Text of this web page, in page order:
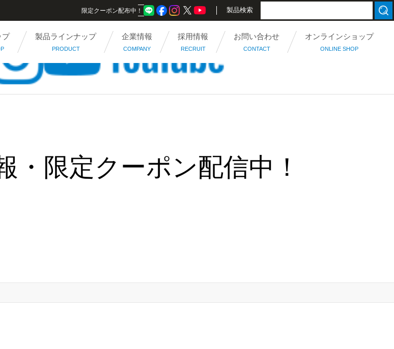
限定クーポン配布中！ 製品検索
プ 製品ラインナップ
PRODUCT
企業情報
COMPANY
採用情報
RECRUIT
お問い合わせ
CONTACT
オンラインショップ
ONLINE SHOP
・限定クーポン配信中！